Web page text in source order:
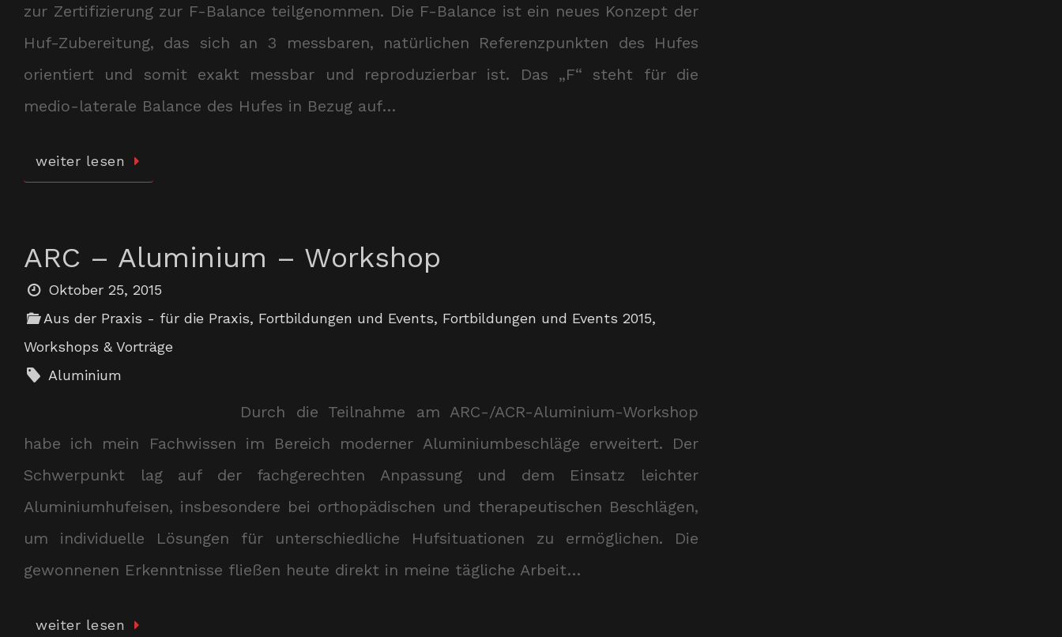
zur Zertifizierung zur F-Balance teilgenommen. Die F-Balance ist ein neues Konzept der
Huf-Zubereitung, das sich an 3 messbaren, natürlichen Referenzpunkten des Hufes
orientiert und somit exakt messbar und reproduzierbar ist. Das „F“ steht für die
medio-laterale Balance des Hufes in Bezug auf…
weiter lesen
ARC – Aluminium – Workshop
Oktober 25, 2015
Aus der Praxis - für die Praxis, Fortbildungen und Events, Fortbildungen und Events 2015,
Workshops & Vorträge
Aluminium
Durch die Teilnahme am ARC-/ACR-Aluminium-Workshop
habe ich mein Fachwissen im Bereich moderner Aluminiumbeschläge erweitert. Der
Schwerpunkt lag auf der fachgerechten Anpassung und dem Einsatz leichter
Aluminiumhufeisen, insbesondere bei orthopädischen und therapeutischen Beschlägen,
um individuelle Lösungen für unterschiedliche Hufsituationen zu ermöglichen. Die
gewonnenen Erkenntnisse fließen heute direkt in meine tägliche Arbeit…
weiter lesen